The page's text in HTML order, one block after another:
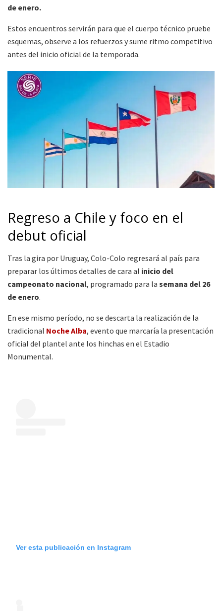
de enero.
Estos encuentros servirán para que el cuerpo técnico pruebe
esquemas, observe a los refuerzos y sume ritmo competitivo
antes del inicio oficial de la temporada.
Regreso a Chile y foco en el
debut oficial
Tras la gira por Uruguay, Colo-Colo regresará al país para
preparar los últimos detalles de cara al inicio del
campeonato nacional, programado para la semana del 26
de enero.
En ese mismo período, no se descarta la realización de la
tradicional Noche Alba, evento que marcaría la presentación
oficial del plantel ante los hinchas en el Estadio
Monumental.
Ver esta publicación en Instagram